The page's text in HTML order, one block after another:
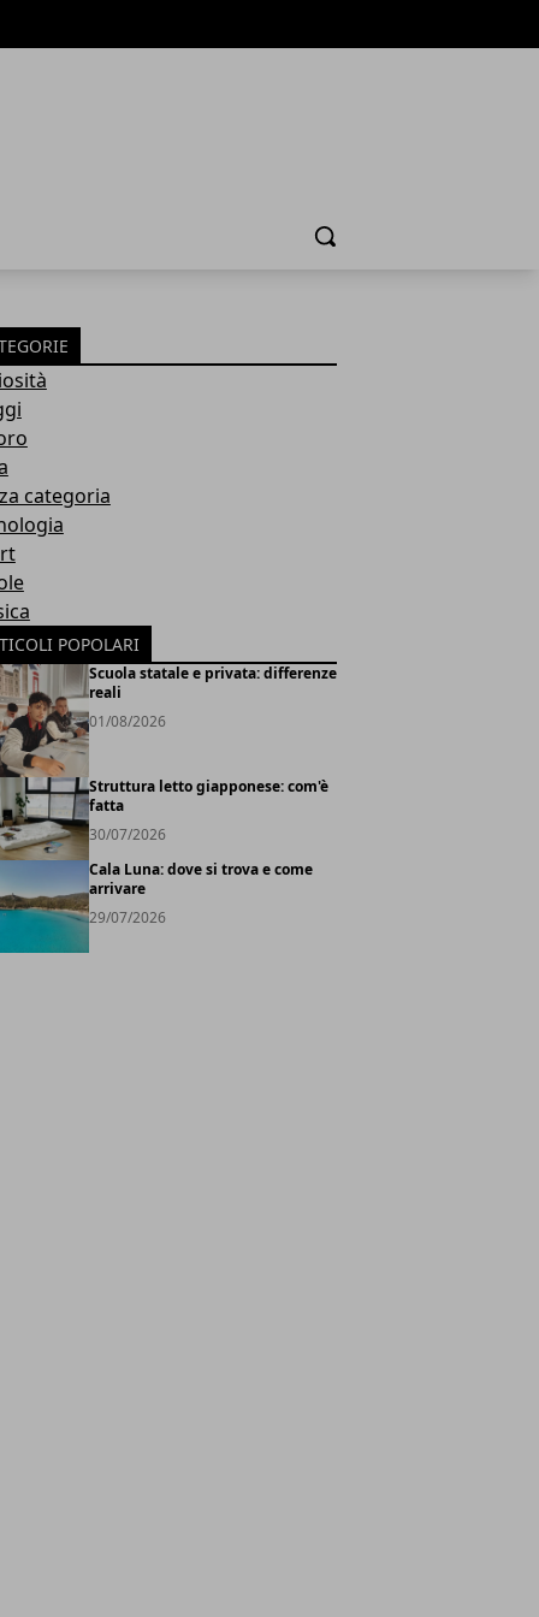
Cerca
categoria
POPOLARI
Scuola statale e privata: differenze
reali
01/08/2026
Struttura letto giapponese: com'è
fatta
30/07/2026
Cala Luna: dove si trova e come
arrivare
29/07/2026